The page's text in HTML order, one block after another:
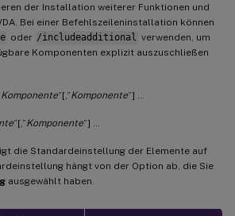
der Installation weiterer Funktionen und
Bei einer Befehlszeileninstallation können
oder /includeadditional verwenden, um
Komponenten explizit auszuschließen
Komponente”[,”Komponente”] …
”[,”Komponente”] …
die Standardeinstellung der Elemente auf
hängt von der Option ab, die Sie
ausgewählt haben.